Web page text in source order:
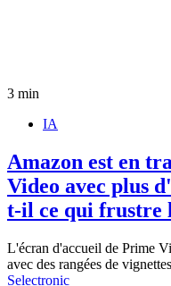
3 min
IA
Amazon est en
Video avec plus
t-il ce qui frustre
L'écran d'accueil de Prime
avec des rangées de
Selectronic